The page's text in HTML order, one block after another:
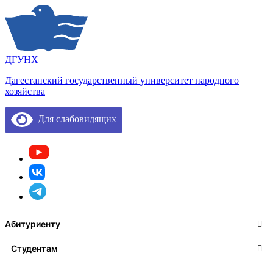
ДГУНХ
Дагестанский государственный университет народного
хозяйства
Для слабовидящих
Абитуриенту
Студентам